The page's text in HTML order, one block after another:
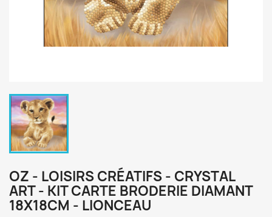
OZ - LOISIRS CRÉATIFS - CRYSTAL
ART - KIT CARTE BRODERIE DIAMANT
18X18CM - LIONCEAU